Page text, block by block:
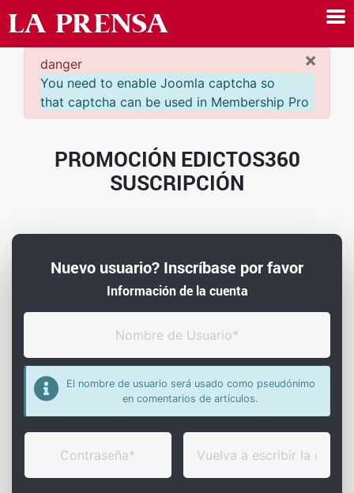
×
danger
You need to enable Joomla captcha so
that captcha can be used in Membership Pro
PROMOCIÓN EDICTOS360
SUSCRIPCIÓN
Nuevo usuario? Inscríbase por favor
Información de la cuenta
El nombre de usuario será usado como pseudónimo
en comentarios de artículos.